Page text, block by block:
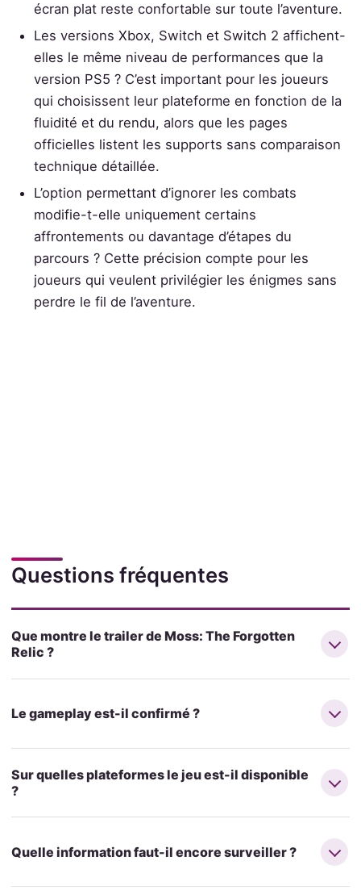
écran plat reste confortable sur toute l’aventure.
Les versions Xbox, Switch et Switch 2 affichent-
elles le même niveau de performances que la
version PS5 ? C’est important pour les joueurs
qui choisissent leur plateforme en fonction de la
fluidité et du rendu, alors que les pages
officielles listent les supports sans comparaison
technique détaillée.
L’option permettant d’ignorer les combats
modifie-t-elle uniquement certains
affrontements ou davantage d’étapes du
parcours ? Cette précision compte pour les
joueurs qui veulent privilégier les énigmes sans
perdre le fil de l’aventure.
Questions fréquentes
Que montre le trailer de Moss: The Forgotten
Relic ?
Le gameplay est-il confirmé ?
Sur quelles plateformes le jeu est-il disponible
?
Quelle information faut-il encore surveiller ?